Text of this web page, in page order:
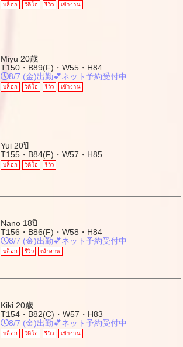
บล็อก วิดีโอ รีวิว เข้างาน
Miyu 20歳
T150・B89(F)・W55・H84
8/7 (金)出勤💕ネット予約受付中
บล็อก วิดีโอ รีวิว เข้างาน
Yui 20ปี
T155・B84(F)・W57・H85
บล็อก วิดีโอ รีวิว
Nano 18ปี
T156・B86(F)・W58・H84
8/7 (金)出勤💕ネット予約受付中
บล็อก รีวิว เข้างาน
Kiki 20歳
T154・B82(C)・W57・H83
8/7 (金)出勤💕ネット予約受付中
บล็อก วิดีโอ รีวิว เข้างาน